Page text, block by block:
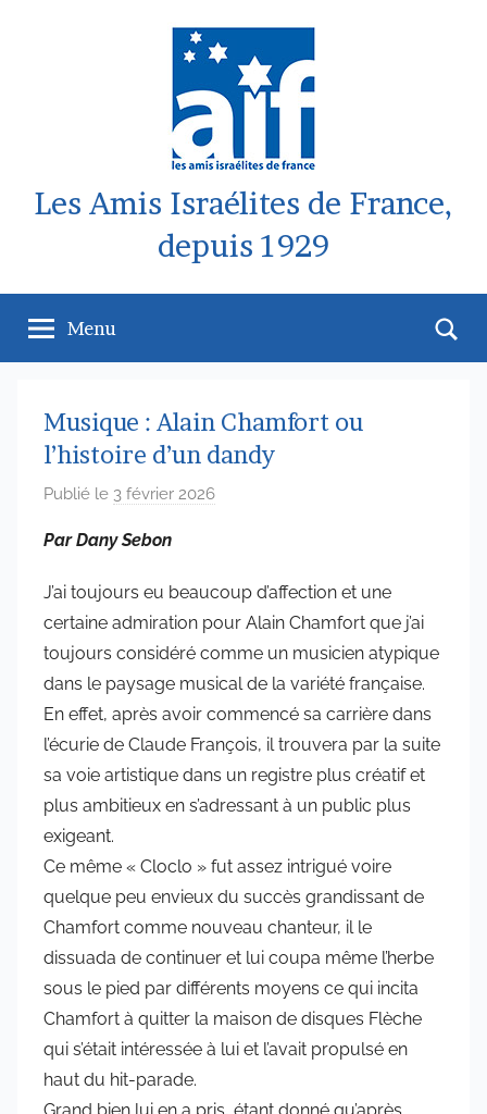
Les Amis Israélites de France,
depuis 1929
Menu
Musique : Alain Chamfort ou
l’histoire d’un dandy
Publié le 3 février 2026
m
i
n
6
5
7
4
Par Dany Sebon
J’ai toujours eu beaucoup d’affection et une
certaine admiration pour Alain Chamfort que j’ai
toujours considéré comme un musicien atypique
dans le paysage musical de la variété française.
En effet, après avoir commencé sa carrière dans
l’écurie de Claude François, il trouvera par la suite
sa voie artistique dans un registre plus créatif et
plus ambitieux en s’adressant à un public plus
exigeant.
Ce même « Cloclo » fut assez intrigué voire
quelque peu envieux du succès grandissant de
Chamfort comme nouveau chanteur, il le
dissuada de continuer et lui coupa même l’herbe
sous le pied par différents moyens ce qui incita
Chamfort à quitter la maison de disques Flèche
qui s’était intéressée à lui et l’avait propulsé en
haut du hit-parade.
Grand bien lui en a pris, étant donné qu’après